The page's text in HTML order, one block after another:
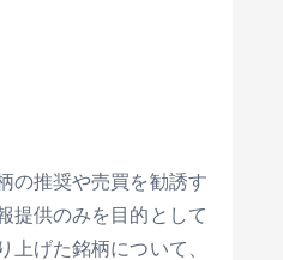
推奨や売買を勧誘す
提供のみを目的として
上げた銘柄について、